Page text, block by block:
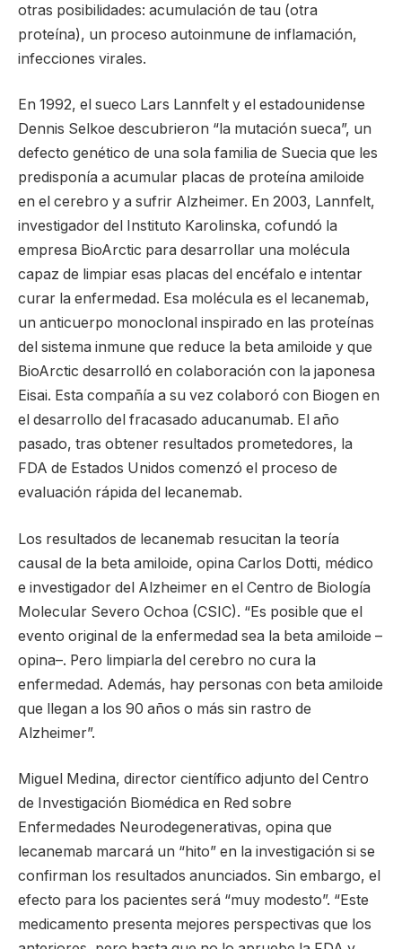
otras posibilidades: acumulación de tau (otra
proteína), un proceso autoinmune de inflamación,
infecciones virales.
En 1992, el sueco Lars Lannfelt y el estadounidense
Dennis Selkoe descubrieron “la mutación sueca”, un
defecto genético de una sola familia de Suecia que les
predisponía a acumular placas de proteína amiloide
en el cerebro y a sufrir Alzheimer. En 2003, Lannfelt,
investigador del Instituto Karolinska, cofundó la
empresa BioArctic para desarrollar una molécula
capaz de limpiar esas placas del encéfalo e intentar
curar la enfermedad. Esa molécula es el lecanemab,
un anticuerpo monoclonal inspirado en las proteínas
del sistema inmune que reduce la beta amiloide y que
BioArctic desarrolló en colaboración con la japonesa
Eisai. Esta compañía a su vez colaboró con Biogen en
el desarrollo del fracasado aducanumab. El año
pasado, tras obtener resultados prometedores, la
FDA de Estados Unidos comenzó el proceso de
evaluación rápida del lecanemab.
Los resultados de lecanemab resucitan la teoría
causal de la beta amiloide, opina Carlos Dotti, médico
e investigador del Alzheimer en el Centro de Biología
Molecular Severo Ochoa (CSIC). “Es posible que el
evento original de la enfermedad sea la beta amiloide –
opina–. Pero limpiarla del cerebro no cura la
enfermedad. Además, hay personas con beta amiloide
que llegan a los 90 años o más sin rastro de
Alzheimer”.
Miguel Medina, director científico adjunto del Centro
de Investigación Biomédica en Red sobre
Enfermedades Neurodegenerativas, opina que
lecanemab marcará un “hito” en la investigación si se
confirman los resultados anunciados. Sin embargo, el
efecto para los pacientes será “muy modesto”. “Este
medicamento presenta mejores perspectivas que los